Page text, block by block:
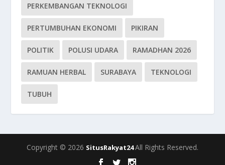
PERKEMBANGAN TEKNOLOGI
PERTUMBUHAN EKONOMI PIKIRAN
POLITIK POLUSI UDARA RAMADHAN 2026
RAMUAN HERBAL SURABAYA TEKNOLOGI
TUBUH
Copyright © 2026 SitusRakyat24All Rights Reserved.